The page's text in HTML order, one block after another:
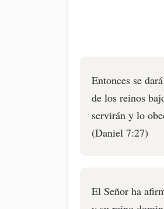
Entonces se
de los reinos
servirán y lo
(Daniel 7:27)
El Señor ha